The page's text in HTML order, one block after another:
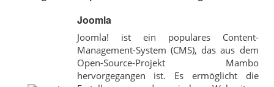
Joomla
Joomla! ist ein populäres Content-
Management-System (CMS), das aus dem
Open-Source-Projekt Mambo
hervorgegangen ist. Es ermöglicht die